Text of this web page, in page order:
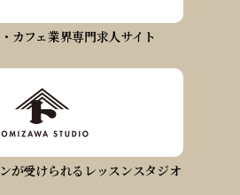
カフェ業界専門求人サイト
が受けられるレッスンスタジオ